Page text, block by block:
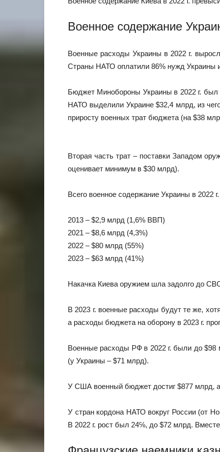
Военное содержание
Военные расходы Украины в 2022 г.
Страны НАТО оплатили 86% нужд Украины
Бюджет Минобороны Украины в 2022 г.
НАТО выделили Украине $32,4 млрд, из
приросту военных трат бюджета (на $38
Вторая часть трат – поставки Западом
оценивает минимум в $30 млрд).
Всего военное содержание Украины в
2013 – $2,9 млрд (1,6% ВВП)
2021 – $8,6 млрд (4,3%)
2022 – $80 млрд (55%)
2023 – $63 млрд (41%)
Накачка Киева оружием шла задолго до
В 2023 г. военные расходы будут те же,
а расходы бюджета на оборону в 2023 г.
Военные расходы РФ в 2022 г. были до
(у Украины – $71 млрд).
У США военный бюджет достиг $877 млрд,
У стран кордона НАТО вокруг России (от
В 2022 г. рост был 24℅, до $72 млрд.